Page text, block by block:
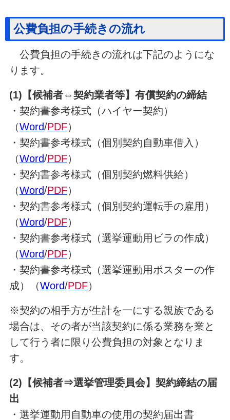
公費負担の手続きの流れ
公費負担の手続きの流れは下記のようにな
ります。
(1)【候補者⇔契約業者等】有償契約の締結
・契約書参考様式（ハイヤー契約）
（Word/PDF）
・契約書参考様式（個別契約自動車借入）
（Word/PDF）
・契約書参考様式（個別契約燃料供給）
（Word/PDF）
・契約書参考様式（個別契約運転手の雇用）
（Word/PDF）
・契約書参考様式（選挙運動用ビラの作成）
（Word/PDF）
・契約書参考様式（選挙運動用ポスターの作
成）（Word/PDF）
※契約の相手方が生計を一にする親族である
場合は、その者が当該契約に係る業務を業と
して行う者に限り公費負担の対象となりま
す。
(2)【候補者⇒選挙管理委員会】契約締結の届
出
・選挙運動用自動車の使用の契約届出書